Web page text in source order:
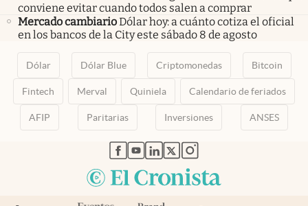
conviene evitar cuando todos salen a comprar
Mercado cambiarioDólar hoy: a cuánto cotiza el oficial
en los bancos de la City este sábado 8 de agosto
Dólar Dólar Blue Criptomonedas Bitcoin
Fintech Merval Quiniela Calendario de feriados
AFIP Paritarias Inversiones ANSES
abre en nueva pestaña
abre en nueva pestaña
abre en nueva pestaña
abre en nueva pestaña
abre en nueva pestaña